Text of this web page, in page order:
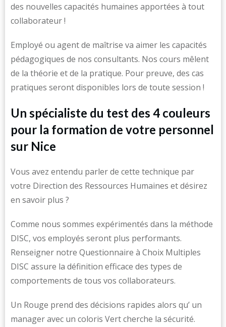
des nouvelles capacités humaines apportées à tout
collaborateur !
Employé ou agent de maîtrise va aimer les capacités
pédagogiques de nos consultants. Nos cours mêlent
de la théorie et de la pratique. Pour preuve, des cas
pratiques seront disponibles lors de toute session !
Un spécialiste du test des 4 couleurs
pour la formation de votre personnel
sur Nice
Vous avez entendu parler de cette technique par
votre Direction des Ressources Humaines et désirez
en savoir plus ?
Comme nous sommes expérimentés dans la méthode
DISC, vos employés seront plus performants.
Renseigner notre Questionnaire à Choix Multiples
DISC assure la définition efficace des types de
comportements de tous vos collaborateurs.
Un Rouge prend des décisions rapides alors qu’ un
manager avec un coloris Vert cherche la sécurité.